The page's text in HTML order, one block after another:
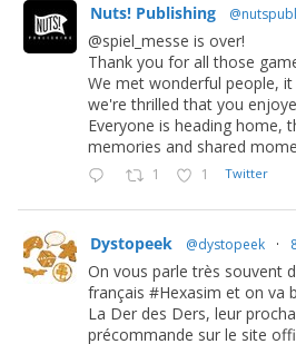
Nuts! Publishing
@spiel_messe is over!
Thank you for all those
We met wonderful people, it
we're thrilled that you
Everyone is heading home,
memories and shared
1 1 Twitter
Dystopeek @dystopeek ·
On vous parle très souvent
français #Hexasim et on va
La Der des Ders, leur
précommande sur le site